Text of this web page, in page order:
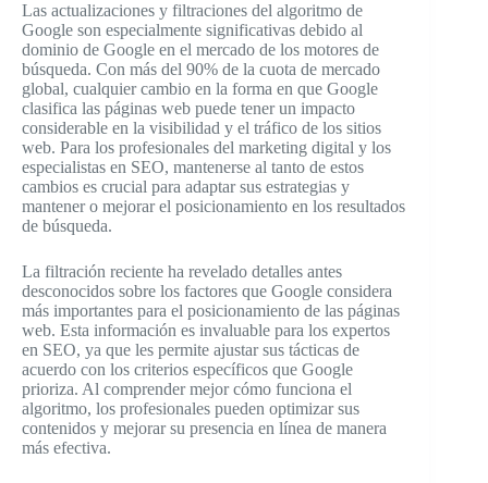
Las actualizaciones y filtraciones del algoritmo de
Google son especialmente significativas debido al
dominio de Google en el mercado de los motores de
búsqueda. Con más del 90% de la cuota de mercado
global, cualquier cambio en la forma en que Google
clasifica las páginas web puede tener un impacto
considerable en la visibilidad y el tráfico de los sitios
web. Para los profesionales del marketing digital y los
especialistas en SEO, mantenerse al tanto de estos
cambios es crucial para adaptar sus estrategias y
mantener o mejorar el posicionamiento en los resultados
de búsqueda.
La filtración reciente ha revelado detalles antes
desconocidos sobre los factores que Google considera
más importantes para el posicionamiento de las páginas
web. Esta información es invaluable para los expertos
en SEO, ya que les permite ajustar sus tácticas de
acuerdo con los criterios específicos que Google
prioriza. Al comprender mejor cómo funciona el
algoritmo, los profesionales pueden optimizar sus
contenidos y mejorar su presencia en línea de manera
más efectiva.